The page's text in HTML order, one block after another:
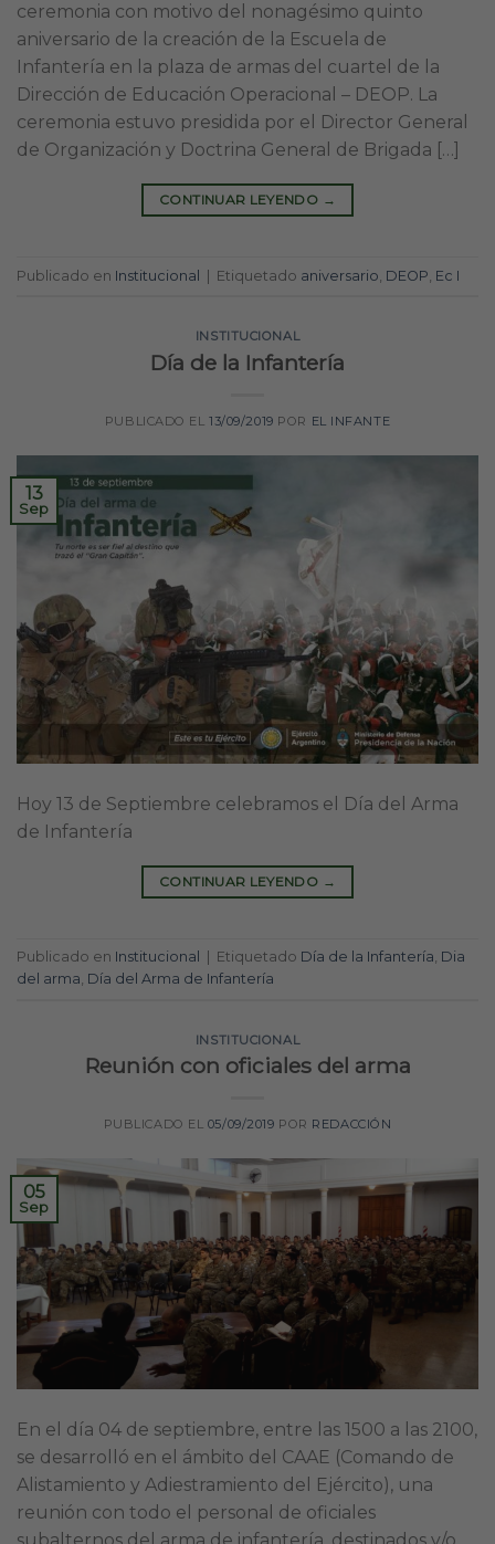
ceremonia con motivo del nonagésimo quinto
aniversario de la creación de la Escuela de
Infantería en la plaza de armas del cuartel de la
Dirección de Educación Operacional – DEOP. La
ceremonia estuvo presidida por el Director General
de Organización y Doctrina General de Brigada […]
CONTINUAR LEYENDO →
Publicado en Institucional | Etiquetado aniversario DEOP Ec I
INSTITUCIONAL
Día de la Infantería
PUBLICADO EL13/09/2019 POR EL INFANTE
13
Sep
Hoy 13 de Septiembre celebramos el Día del Arma
de Infantería
CONTINUAR LEYENDO →
Publicado en Institucional Etiquetado Día de la Infantería Dia
del arma Día del Arma de Infantería
INSTITUCIONAL
Reunión con oficiales del arma
PUBLICADO EL 05/09/2019 POR REDACCIÓN
05
Sep
En el día 04 de septiembre, entre las 1500 a las 2100,
se desarrolló en el ámbito del CAAE (Comando de
Alistamiento y Adiestramiento del Ejército), una
reunión con todo el personal de oficiales